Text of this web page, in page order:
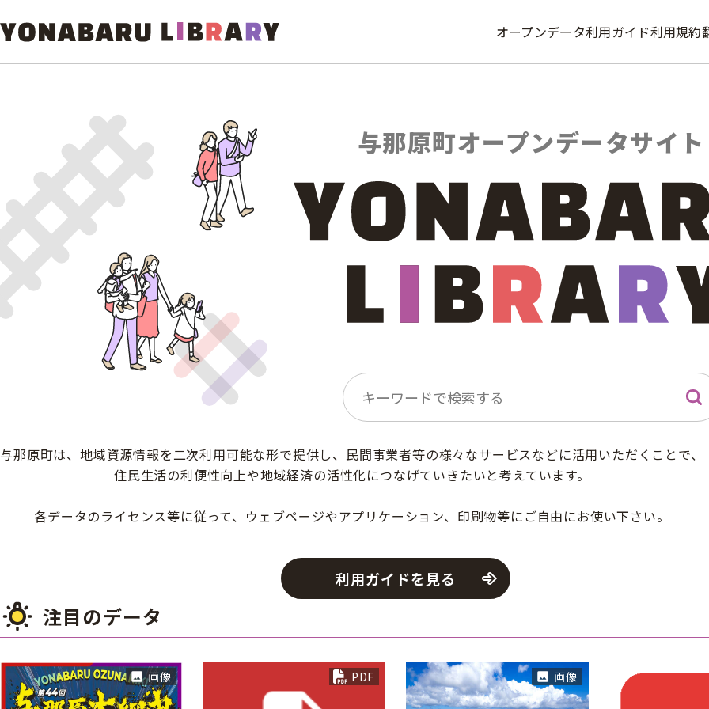
オープンデータ利用ガイド利用規約
与那原町オープンデータサイト
キーワード検索
検
与那原町は、地域資源情報を二次利用可能な形で提供し、民間事業者等の様々なサービスなどに活用いただくことで、
住民生活の利便性向上や地域経済の活性化につなげていきたいと考えています。
各データのライセンス等に従って、ウェブページやアプリケーション、印刷物等にご自由にお使い下さい。
利用ガイドを見る
注目のデータ
画像 PDF 画像